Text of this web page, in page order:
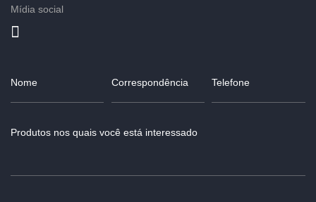
Mídia social